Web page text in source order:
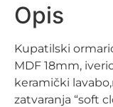
Opis
Kupatilski
MDF 18mm,
keramički
zatvaranja “soft